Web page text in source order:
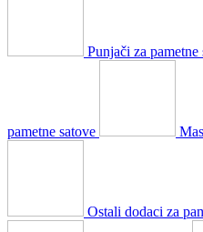
Punjači za pametne
pametne satove
Ostali dodaci za